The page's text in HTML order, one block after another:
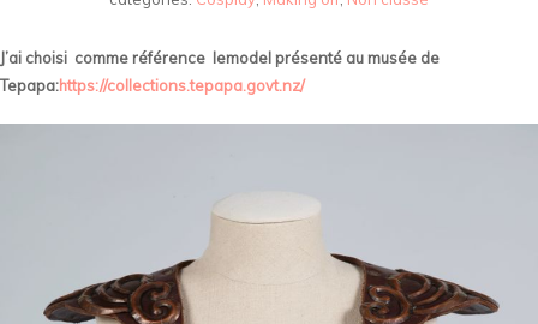
J’ai choisi comme référence lemodel présenté au musée de
Tepapa:https://collections.tepapa.govt.nz/